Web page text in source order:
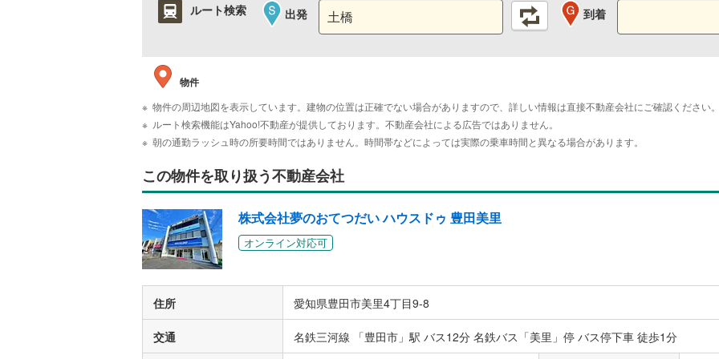
ルート検索 出発 到着
物件
物件の周辺地図を表示しています。建物の位置は正確でない場合がありますので、詳しい情報は直接不動産会社にご確認ください。
ルート検索機能はYahoo!不動産が提供しております。不動産会社による広告ではありません。
朝の通勤ラッシュ時の所要時間ではありません。時間帯などによっては実際の乗車時間と異なる場合があります。
この物件を取り扱う不動産会社
株式会社夢のおてつだい ハウスドゥ 豊田美里
オンライン対応可
住所 愛知県豊田市美里4丁目9-8
交通 名鉄三河線 「豊田市」駅 バス12分 名鉄バス「美里」停 バス停下車 徒歩1分